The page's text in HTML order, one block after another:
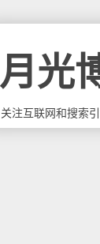
月光
关注互联网和搜索